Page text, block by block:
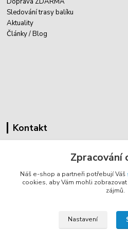
Sledování trasy balíku
Aktuality
Články / Blog
Kontakt
Zákostelí 83
783 44 Náměšť na Hané
Zpracování
Náš e-shop a partneři potřebují Váš
cookies, aby Vám mohli
zájmů.
Nastavení